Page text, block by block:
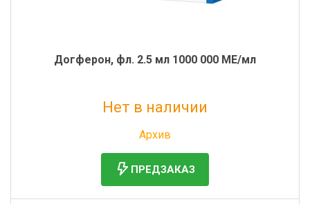
Догферон, фл. 2.5 мл 1000 000 МЕ/мл
Нет в наличии
Архив
ПРЕДЗАКАЗ